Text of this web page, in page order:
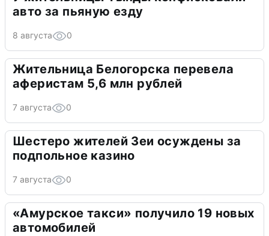
авто за пьяную езду
8 августа 0
Жительница Белогорска перевела
аферистам 5,6 млн рублей
7 августа 0
Шестеро жителей Зеи осуждены за
подпольное казино
7 августа 0
«Амурское такси» получило 19 новых
автомобилей